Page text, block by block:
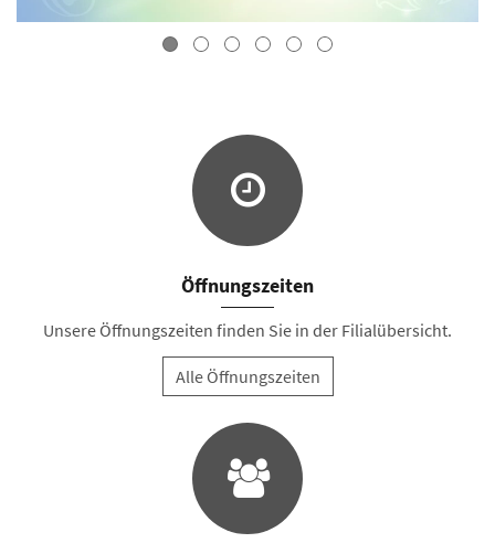
Öffnungszeiten
Unsere Öffnungszeiten finden Sie in der Filialübersicht.
Alle Öffnungszeiten